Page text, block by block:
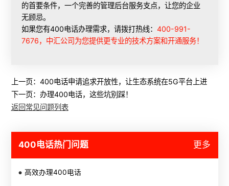
的首要条件，一个完善的管理后台服务支点，让您的企业
无顾忌。
如果您有400电话办理需求，请拨打热线：400-991-
7676，中汇公司为您提供更专业的技术方案和开通服务！
上一页： 400电话申请追求开放性，让生态系统在5G平台上进
下一页： 办理400电话，这些坑别踩！
返回常见问题列表
400电话热门问题 更多
高效办理400电话